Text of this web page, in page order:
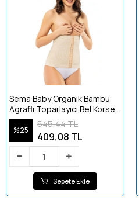
Sema Baby Organik Bambu
Agraflı Toparlayıcı Bel Korse -
XL
%25
545,44 TL
409,08 TL
Sepete Ekle